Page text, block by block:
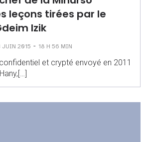
leçons tirées par le
Izik
JUIN 2015 - 18 H 56 MIN
et crypté envoyé en 2011